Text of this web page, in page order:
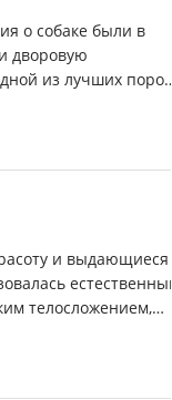
о собаке были в
дворовую
из лучших пород,
и выдающиеся
естественным
телосложением,